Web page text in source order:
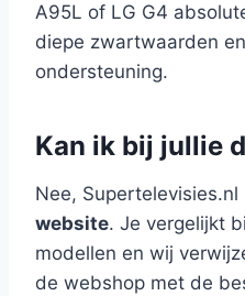
A95L of LG G4
diepe zwartwaarden
ondersteuning.
Kan ik bij jullie
Nee, Supertelevisies.nl
website. Je vergelijkt
modellen en wij
de webshop met de